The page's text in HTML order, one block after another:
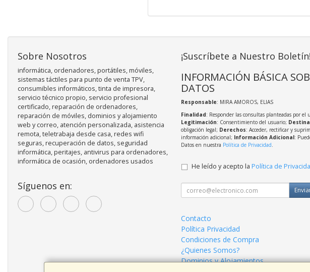
Sobre Nosotros
informática, ordenadores, portátiles, móviles,
sistemas táctiles para punto de venta TPV,
consumibles informáticos, tinta de impresora,
servicio técnico propio, servicio profesional
certificado, reparación de ordenadores,
reparación de móviles, dominios y alojamiento
web y correo, atención personalizada, asistencia
remota, teletrabaja desde casa, redes wifi
seguras, recuperación de datos, seguridad
informática, peritajes, antivirus para ordenadores,
informática de ocasión, ordenadores usados
Síguenos en:
¡Suscríbete a Nuestro Boletín!
INFORMACIÓN BÁSICA
DATOS
Responsable: MIRA AMOROS, ELIAS
Finalidad: Responder las consultas planteadas por
Legitimación: Consentimiento del usuario;
obligación legal; Derechos: Acceder, rectificar y
información adicional; Información Adicional:
Datos en nuestra Política de Privacidad.
He leído y acepto la Política de
Contacto
Política Privacidad
Condiciones de Compra
¿Quienes Somos?
Dominios y Alojamientos